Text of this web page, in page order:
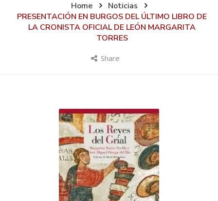
Home
Noticias
PRESENTACIÓN EN BURGOS DEL ÚLTIMO LIBRO DE
LA CRONISTA OFICIAL DE LEÓN MARGARITA
TORRES
Share